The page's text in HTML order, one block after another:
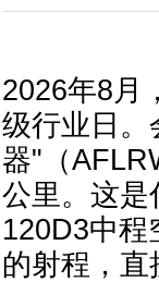
2026年8月
级行业日
器"（
公里。这是
120D3中程
的射程，直